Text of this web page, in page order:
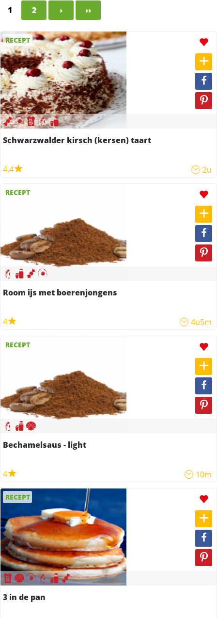
1 2 › ››
RECEPT
Schwarzwalder kirsch (kersen) taart
4,4 2u
RECEPT
Room ijs met boerenjongens
4 4u5m
RECEPT
Bechamelsaus - light
4 10m
RECEPT
3 in de pan